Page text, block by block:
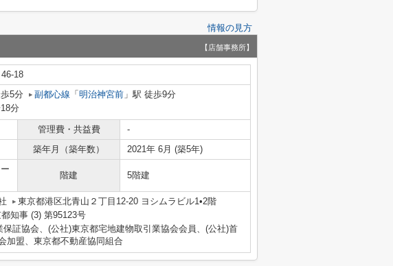
情報の見方
【店舗事務所】
18
5分 副都心線 「 明治神宮前 」駅 徒歩9分
分
管理費・共益費
-
築年月（築年数） 2021年 6月 (築5年)
階建 5階建
東京都港区北青山２丁目12-20 ヨシムラビル1•2階
知事 (3) 第95123号
証協会、(公社)東京都宅地建物取引業協会会員、(公社)首
加盟、東京都不動産協同組合